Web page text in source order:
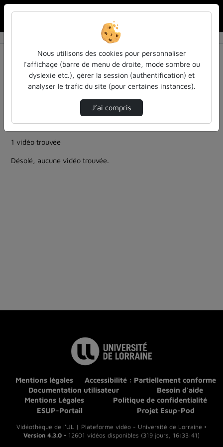
Résultats de la recherche
Filtres actifs (cliquer pour en retirer) :
education
Allemand
ia-lintelligence-artificielle-approches-et-usages-a-
entendu-des-confs-a-ecouter
inspe-de-lorraine
1 vidéo trouvée
Désolé, aucune vidéo trouvée.
Mentions légales
Accessibilité : Partiellement conforme
Documentation utilisateur
Besoin d'aide
Mentions Légales
Politique de confidentialité
ESUP-Portail
Projet Esup-Pod
Vidéothèque de l'UL | Plateforme vidéo - Université de Lorraine •
Version 4.3.0 • 12601 vidéos disponibles (319 jours, 16:33:41)
Nous utilisons des cookies pour personnaliser
l’affichage (barre de menu de droite, mode sombre ou
dyslexie etc.), gérer la session (authentification) et
analyser le trafic du site (pour certaines instances).
J’ai compris